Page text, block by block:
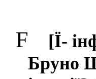
F [Ї-i
Бруно